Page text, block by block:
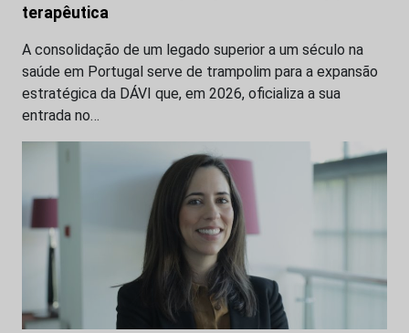
terapêutica
A consolidação de um legado superior a um século na
saúde em Portugal serve de trampolim para a expansão
estratégica da DÁVI que, em 2026, oficializa a sua
entrada no…